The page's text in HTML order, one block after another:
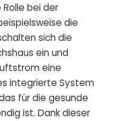
bei der
die
sich die
ein und
eine
integrierte System
für die gesunde
ist. Dank dieser